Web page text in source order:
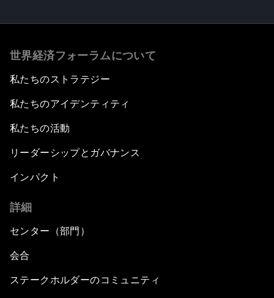
世界経済フォーラムについて
私たちのストラテジー
私たちのアイデンティティ
私たちの活動
リーダーシップとガバナンス
インパクト
詳細
センター（部門）
会合
ステークホルダーのコミュニティ